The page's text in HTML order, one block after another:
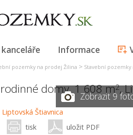
Informace
pozemky na prodej Žilina > Stavební
domy, 1 608 m2,
Zobrazit 9
tisk uložit PDF